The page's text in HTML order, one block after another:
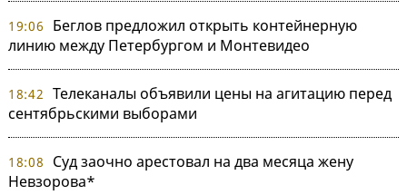
19:06
Беглов предложил открыть контейнерную
линию между Петербургом и Монтевидео
18:42 Телеканалы объявили цены на агитацию перед
сентябрьскими выборами
18:08
Суд заочно арестовал на два месяца жену
Невзорова*